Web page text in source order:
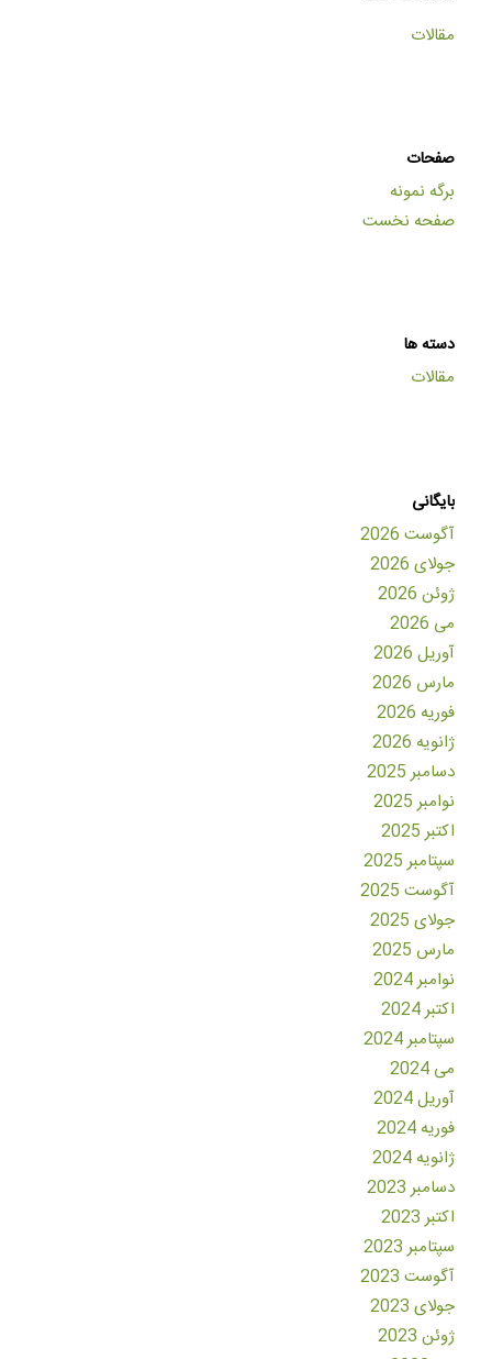
مقالات
صفحات
برگه نمونه
صفحه نخست
دسته ها
مقالات
بایگانی
آگوست 2026
جولای 2026
ژوئن 2026
می 2026
آوریل 2026
مارس 2026
فوریه 2026
ژانویه 2026
دسامبر 2025
نوامبر 2025
اکتبر 2025
سپتامبر 2025
آگوست 2025
جولای 2025
مارس 2025
نوامبر 2024
اکتبر 2024
سپتامبر 2024
می 2024
آوریل 2024
فوریه 2024
ژانویه 2024
دسامبر 2023
اکتبر 2023
سپتامبر 2023
آگوست 2023
جولای 2023
ژوئن 2023